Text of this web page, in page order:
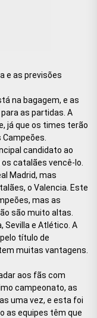
e as previsões
na bagagem, e as
as partidas. A
já que os times terão
candidato ao
catalães vencê-lo.
Madrid, mas
o Valencia. Este
mas as
são muito altas.
Sevilla e Atlético. A
título de
muitas vantagens.
aos fãs com
campeonato, as
uma vez, e esta foi
as equipes têm que